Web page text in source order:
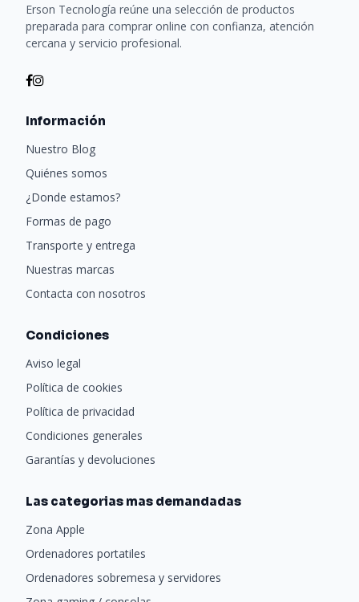
Erson Tecnología reúne una selección de productos
preparada para comprar online con confianza, atención
cercana y servicio profesional.
Información
Nuestro Blog
Quiénes somos
¿Donde estamos?
Formas de pago
Transporte y entrega
Nuestras marcas
Contacta con nosotros
Condiciones
Aviso legal
Política de cookies
Política de privacidad
Condiciones generales
Garantías y devoluciones
Las categorias mas demandadas
Zona Apple
Ordenadores portatiles
Ordenadores sobremesa y servidores